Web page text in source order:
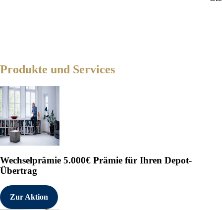
Produkte und Services
Wechselprämie 5.000€ Prämie für Ihren Depot-
Übertrag
Zur Aktion